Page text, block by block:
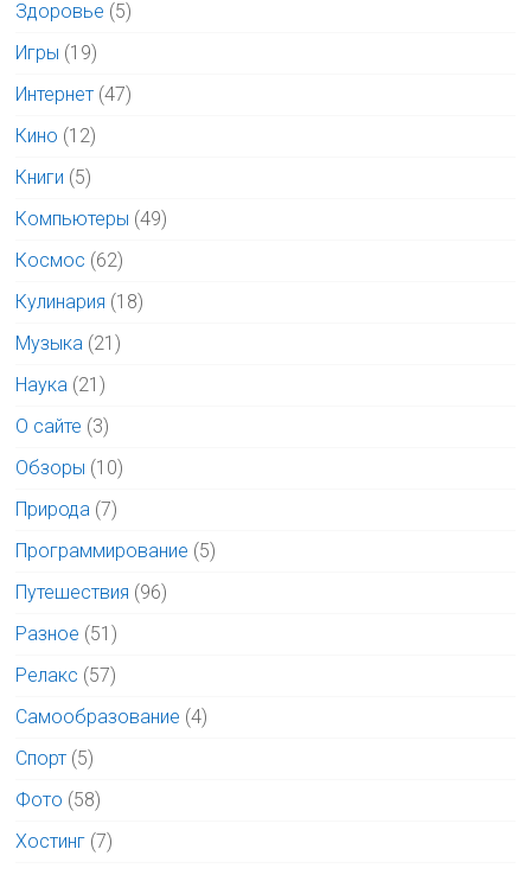
Здоровье (5)
Игры (19)
Интернет (47)
Кино (12)
Книги (5)
Компьютеры (49)
Космос (62)
Кулинария (18)
Музыка (21)
Наука (21)
О сайте (3)
Обзоры (10)
Природа (7)
Программирование (5)
Путешествия (96)
Разное (51)
Релакс (57)
Самообразование (4)
Спорт (5)
Фото (58)
Хостинг (7)